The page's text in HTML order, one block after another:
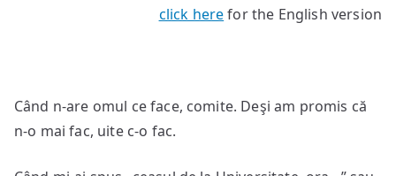
click herefor the English version
Când n-are omul ce face, comite. Deşi am promis că
n-o mai fac, uite c-o fac.